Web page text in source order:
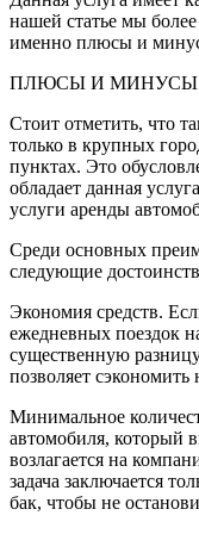
нашей статье мы
именно плюсы и
ПЛЮСЫ И МИНУСЫ
Стоит отметить, что
только в крупных
пунктах. Это
обладает данная
услуги аренды
Среди основных
следующие
Экономия средств.
ежедневных поездок
существенную
позволяет
Минимальное
автомобиля, который
возлагается на
задача заключается
бак, чтобы не